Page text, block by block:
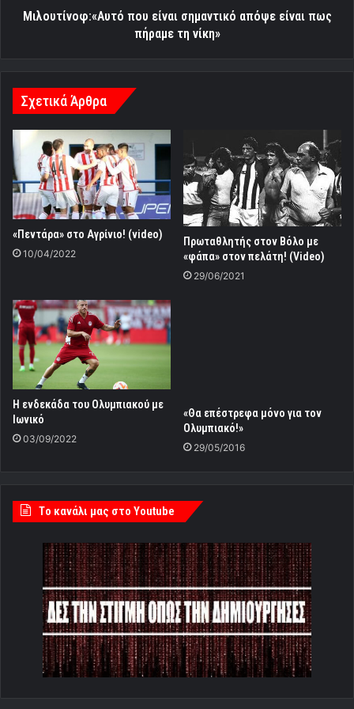
νίκη»
Μιλουτίνοφ:«Αυτό που είναι σημαντικό απόψε είναι πως
πήραμε τη νίκη»
Σχετικά Άρθρα
«Πεντάρα» στο Αγρίνιο! (video)
10/04/2022
Πρωταθλητής στον Βόλο με
«φάπα» στον πελάτη! (Video)
29/06/2021
Η ενδεκάδα του Ολυμπιακού με
Ιωνικό
03/09/2022
«Θα επέστρεφα μόνο για τον
Ολυμπιακό!»
29/05/2016
Tο κανάλι μας στο Youtube